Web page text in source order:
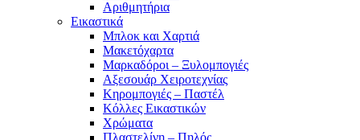
Αριθμητήρια
Εικαστικά
Μπλοκ και Χαρτιά
Μακετόχαρτα
Μαρκαδόροι – Ξυλομπογιές
Αξεσουάρ Χειροτεχνίας
Κηρομπογιές – Παστέλ
Κόλλες Εικαστικών
Χρώματα
Πλαστελίνη – Πηλός